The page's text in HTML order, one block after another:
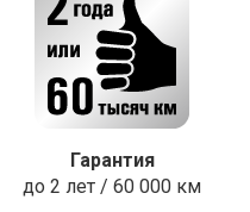
Гарантия
до 2 лет / 60 000 км